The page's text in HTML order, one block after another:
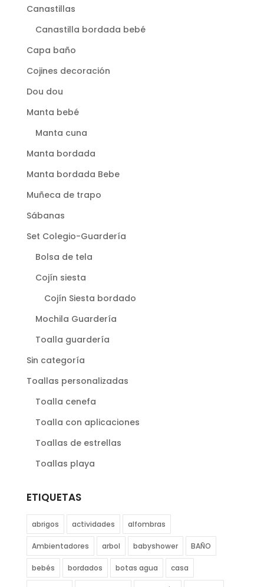
Canastillas
Canastilla bordada bebé
Capa baño
Cojines decoración
Dou dou
Manta bebé
Manta cuna
Manta bordada
Manta bordada Bebe
Muñeca de trapo
Sábanas
Set Colegio-Guardería
Bolsa de tela
Cojín siesta
Cojín Siesta bordado
Mochila Guardería
Toalla guardería
Sin categoría
Toallas personalizadas
Toalla cenefa
Toalla con aplicaciones
Toallas de estrellas
Toallas playa
ETIQUETAS
abrigos actividades alfombras
Ambientadores arbol babyshower BAÑO
bebés bordados botas agua casa